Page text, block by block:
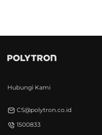
Hubungi Kami
CS@polytron.co.id
1500833